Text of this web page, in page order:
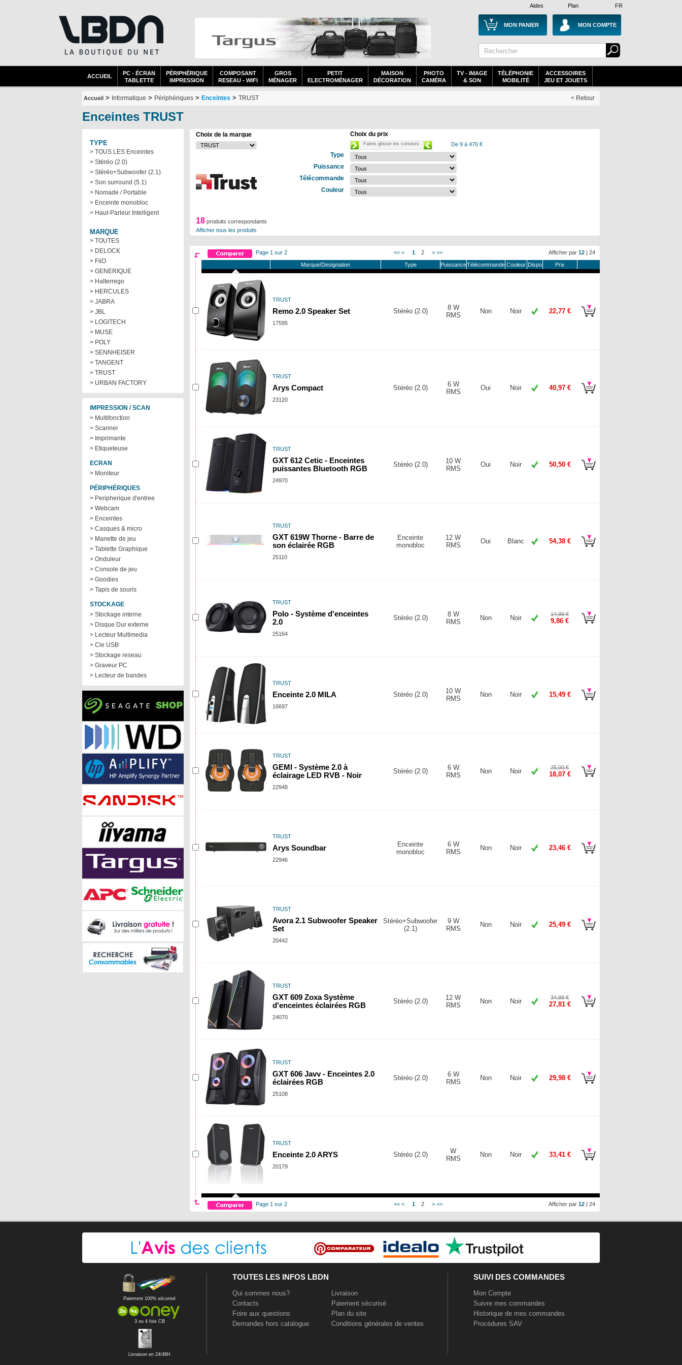
Plan
Aides FR
MON PANIER MON COMPTE
ACCUEIL
PC - ÉCRAN
TABLETTE
PÉRIPHÉRIQUE
IMPRESSION
COMPOSANT
RESEAU - WIFI
GROS
MÉNAGER
PETIT
ELECTROMÉNAGER
MAISON
DÉCORATION
PHOTO
CAMÉRA
TV - IMAGE
& SON
TÉLÉPHONIE
MOBILITÉ
ACCESSOIRES
JEU ET JOUETS
Accueil > Informatique > Périphériques > Enceintes > TRUST < Retour
Enceintes TRUST
TYPE
> TOUS LES Enceintes
> Stéréo (2.0)
> Stéréo+Subwoofer (2.1)
> Son surround (5.1)
> Nomade / Portable
> Enceinte monobloc
> Haut-Parleur Intelligent
MARQUE
> TOUTES
> DELOCK
> FiiO
> GENERIQUE
> Halterrego
> HERCULES
> JABRA
> JBL
> LOGITECH
> MUSE
> POLY
> SENNHEISER
> TANGENT
> TRUST
> URBAN FACTORY
IMPRESSION / SCAN
> Multifonction
> Scanner
> Imprimante
> Etiqueteuse
ECRAN
> Moniteur
PÉRIPHÉRIQUES
> Peripherique d'entree
> Webcam
> Enceintes
> Casques & micro
> Manette de jeu
> Tablette Graphique
> Onduleur
> Console de jeu
> Goodies
> Tapis de souris
STOCKAGE
> Stockage interne
> Disque Dur externe
> Lecteur Multimedia
> Cle USB
> Stockage reseau
> Graveur PC
> Lecteur de bandes
Choix de la marque Choix du prix
Faites glisser les curseurs De 9 à 470 €
Type
Puissance
Télécommande
Couleur
18 produits correspondants
Afficher tous les produits
Afficher par 12 | 24
Page 1 sur 2 << < 1 2 > >>
Marque/Designation
Type PuissanceTélécommande Couleur Dispo Prix
TRUST
Remo 2.0 Speaker Set
17595
Stéréo (2.0)
8 W
RMS
Non Noir 22,77 €
TRUST
Arys Compact
23120
Stéréo (2.0)
6 W
RMS
Oui Noir 40,97 €
TRUST
GXT 612 Cetic - Enceintes
puissantes Bluetooth RGB
24970
Stéréo (2.0)
10 W
RMS
Oui Noir 50,50 €
TRUST
GXT 619W Thorne - Barre de
son éclairée RGB
25110
Enceinte
monobloc
12 W
RMS
Oui Blanc 54,38 €
TRUST
Polo - Système d'enceintes
2.0
25164
Stéréo (2.0)
8 W
RMS
Non Noir 14,99 €
9,86 €
TRUST
Enceinte 2.0 MILA
16697
Stéréo (2.0)
10 W
RMS
Non Noir 15,49 €
TRUST
GEMI - Système 2.0 à
éclairage LED RVB - Noir
22948
Stéréo (2.0)
6 W
RMS
Non Noir 25,00 €
18,07 €
TRUST
Arys Soundbar
22946
Enceinte
monobloc
6 W
RMS
Non Noir 23,46 €
TRUST
Avora 2.1 Subwoofer Speaker
Set
20442
Stéréo+Subwoofer
(2.1)
9 W
RMS
Non Noir 25,49 €
TRUST
GXT 609 Zoxa Système
d'enceintes éclairées RGB
24070
Stéréo (2.0)
12 W
RMS
Non Noir 34,99 €
27,81 €
TRUST
GXT 606 Javv - Enceintes 2.0
éclairées RGB
25108
Stéréo (2.0)
6 W
RMS
Non Noir 29,98 €
TRUST
Enceinte 2.0 ARYS
20179
Stéréo (2.0)
W
RMS
Non Noir 33,41 €
Afficher par 12 | 24
Page 1 sur 2 << < 1 2 > >>
Paiement 100% sécurisé
3 ou 4 fois CB
Livraison en 24/48H
TOUTES LES INFOS LBDN
Qui sommes nous?
Contacts
Foire aux questions
Demandes hors catalogue
Livraison
Paiement sécurisé
Plan du site
Conditions générales de ventes
SUIVI DES COMMANDES
Mon Compte
Suivre mes commandes
Historique de mes commandes
Procédures SAV